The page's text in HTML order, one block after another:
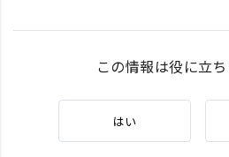
この情報は役に立
はい